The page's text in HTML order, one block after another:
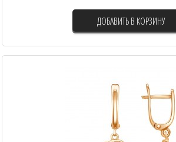
ДОБАВИТЬ В КОРЗИНУ